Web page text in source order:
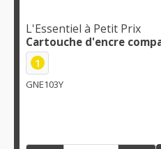
L'Essentiel à Petit Prix
1
GNE103Y